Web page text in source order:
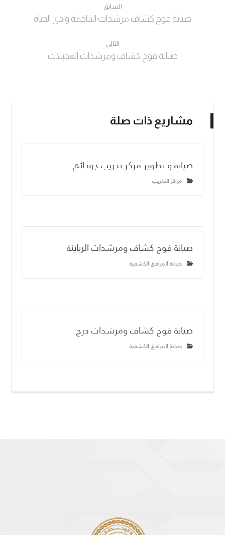
السابق
صيانة فوج كشاف مرشدات التناحمة وادي الحياة
التالي
صيانة فوج كشاف ومرشدات العجيلات
مشاريع ذات صلة
صيانة و تطوير مركز تدريب جودائم
مراكز التدريب
صيانة فوج كشاف ومرشدات الرياينة
صيانة المرافق الكشفية
صيانة فوج كشاف ومرشدات درج
صيانة المرافق الكشفية